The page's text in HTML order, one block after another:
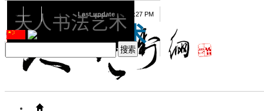
天人书法艺术
08 10 2026 Last update 08:15:27 PM
天人书法艺术